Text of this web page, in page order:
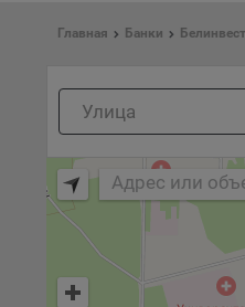
Главная Банки